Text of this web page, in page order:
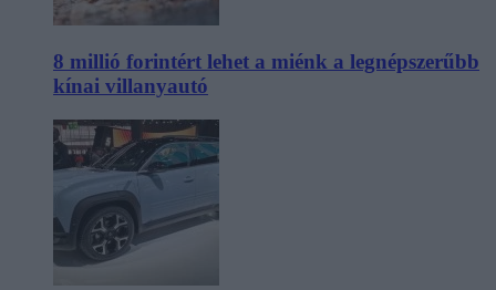
8 millió forintért lehet a miénk a legnépszerűbb
kínai villanyautó